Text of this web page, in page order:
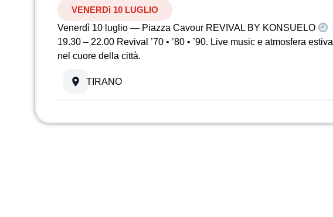
VENERDì 10 LUGLIO
Venerdì 10 luglio — Piazza Cavour REVIVAL BY KONSUELO
19.30 – 22.00 Revival ’70 • ’80 • ’90. Live music e atmosfera estiva
nel cuore della città.
TIRANO